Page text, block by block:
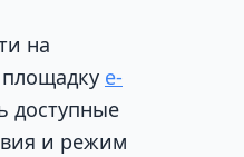
на
e-
доступные
и режим